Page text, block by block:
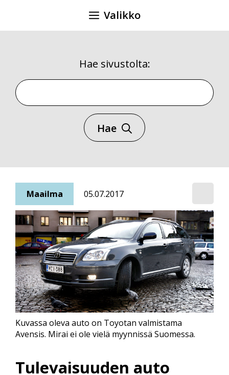
Valikko
Hae sivustolta:
Hae sivustolta
Hae
Maailma 05.07.2017
Tulevaisuuden auto
Kuvassa oleva auto on Toyotan valmistama
Avensis. Mirai ei ole vielä myynnissä Suomessa.